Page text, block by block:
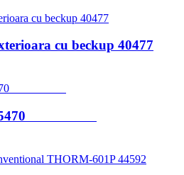
cu beckup 40477
20 35470